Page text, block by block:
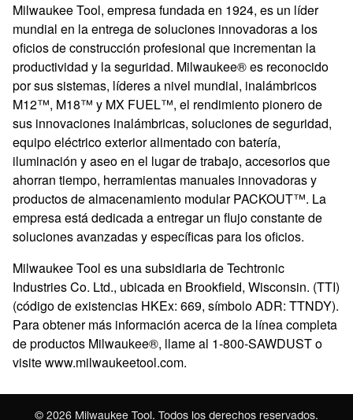
Milwaukee Tool, empresa fundada en 1924, es un líder
mundial en la entrega de soluciones innovadoras a los
oficios de construcción profesional que incrementan la
productividad y la seguridad. Milwaukee® es reconocido
por sus sistemas, líderes a nivel mundial, inalámbricos
M12™, M18™ y MX FUEL™, el rendimiento pionero de
sus innovaciones inalámbricas, soluciones de seguridad,
equipo eléctrico exterior alimentado con batería,
iluminación y aseo en el lugar de trabajo, accesorios que
ahorran tiempo, herramientas manuales innovadoras y
productos de almacenamiento modular PACKOUT™. La
empresa está dedicada a entregar un flujo constante de
soluciones avanzadas y específicas para los oficios.
Milwaukee Tool es una subsidiaria de Techtronic
Industries Co. Ltd., ubicada en Brookfield, Wisconsin. (TTI)
(código de existencias HKEx: 669, símbolo ADR: TTNDY).
Para obtener más información acerca de la línea completa
de productos Milwaukee®, llame al 1-800-SAWDUST o
visite www.milwaukeetool.com.
© 2026 Milwaukee Tool. Todos los derechos reservados.